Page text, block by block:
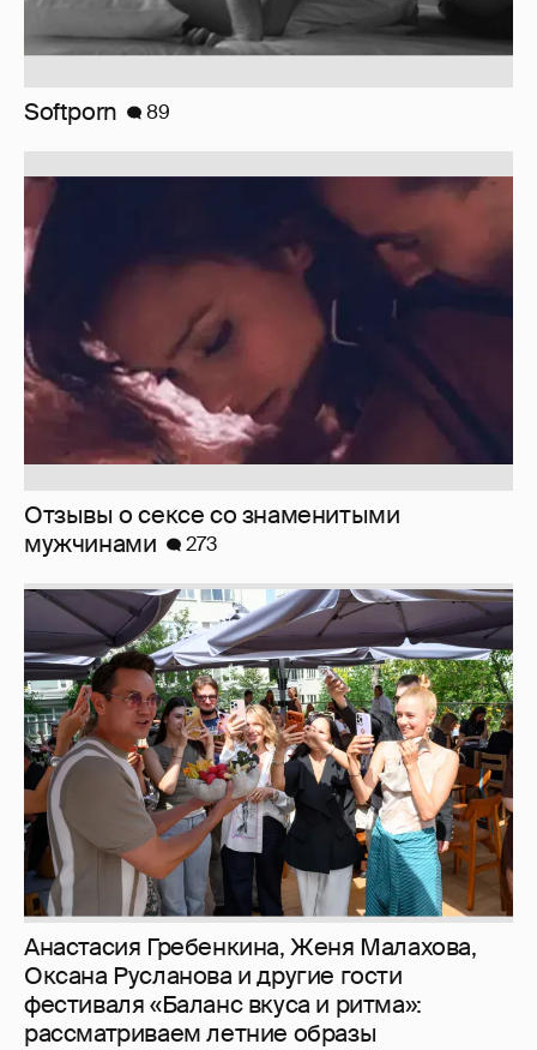
Softporn 89
Отзывы о сексе со знаменитыми
мужчинами
273
Анастасия Гребенкина, Женя Малахова,
Оксана Русланова и другие гости
фестиваля «Баланс вкуса и ритма»:
рассматриваем летние образы